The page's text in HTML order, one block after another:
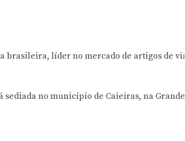
brasileira, líder no mercado de artigos de
sediada no município de Caieiras, na Grande